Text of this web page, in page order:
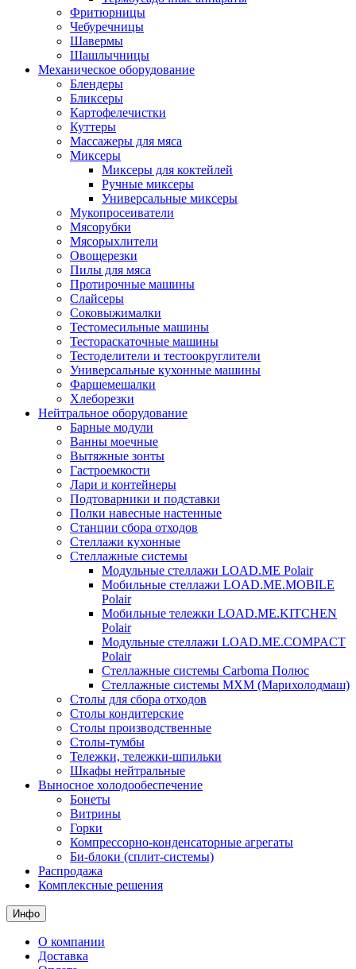
Фритюрницы
Чебуречницы
Шавермы
Шашлычницы
Механическое оборудование
Блендеры
Бликсеры
Картофелечистки
Куттеры
Массажеры для мяса
Миксеры
Миксеры для коктейлей
Ручные миксеры
Универсальные миксеры
Мукопросеиватели
Мясорубки
Мясорыхлители
Овощерезки
Пилы для мяса
Протирочные машины
Слайсеры
Соковыжималки
Тестомесильные машины
Тестораскаточные машины
Тестоделители и тестоокруглители
Универсальные кухонные машины
Фаршемешалки
Хлеборезки
Нейтральное оборудование
Барные модули
Ванны моечные
Вытяжные зонты
Гастроемкости
Лари и контейнеры
Подтоварники и подставки
Полки навесные настенные
Станции сбора отходов
Стеллажи кухонные
Стеллажные системы
Модульные стеллажи LOAD.ME Polair
Мобильные стеллажи LOAD.ME.MOBILE
Polair
Мобильные тележки LOAD.ME.KITCHEN
Polair
Модульные стеллажи LOAD.ME.COMPACT
Polair
Стеллажные системы Carboma Полюс
Стеллажные системы МХМ (Марихолодмаш)
Столы для сбора отходов
Столы кондитерские
Столы производственные
Столы-тумбы
Тележки, тележки-шпильки
Шкафы нейтральные
Выносное холодообеспечение
Бонеты
Витрины
Горки
Компрессорно-конденсаторные агрегаты
Би-блоки (сплит-системы)
Распродажа
Комплексные решения
Инфо
О компании
Доставка